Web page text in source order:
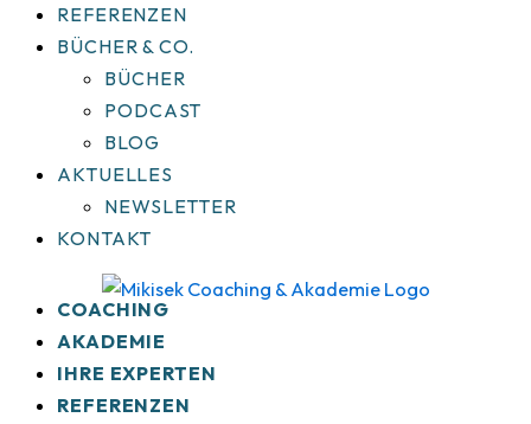
REFERENZEN
BÜCHER & CO.
BÜCHER
PODCAST
BLOG
AKTUELLES
NEWSLETTER
KONTAKT
COACHING
AKADEMIE
IHRE EXPERTEN
REFERENZEN